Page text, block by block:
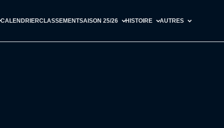
CALENDRIERCLASSEMENTSAISON 25/26 HISTOIRE AUTRES